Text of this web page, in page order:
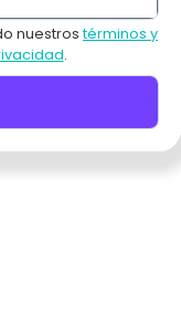
nuestrostérminos y
.